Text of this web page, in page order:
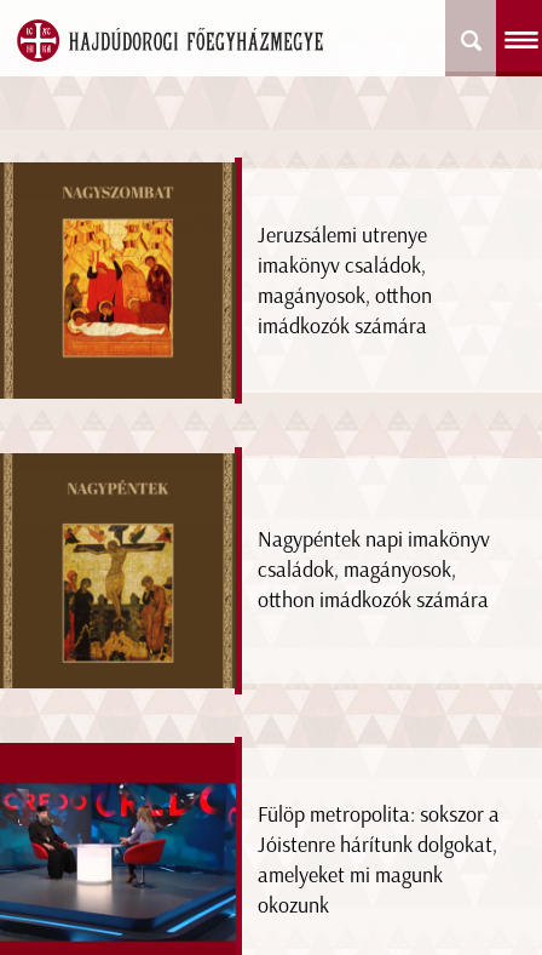
Jeruzsálemi utrenye
imakönyv családok,
magányosok, otthon
imádkozók számára
Nagypéntek napi imakönyv
családok, magányosok,
otthon imádkozók számára
Fülöp metropolita: sokszor a
Jóistenre hárítunk dolgokat,
amelyeket mi magunk
okozunk